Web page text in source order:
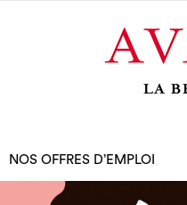
NOS OFFRES D’EMPLOI